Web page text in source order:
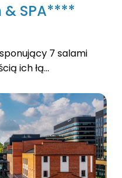
SPA****
7 salami
ich łą...